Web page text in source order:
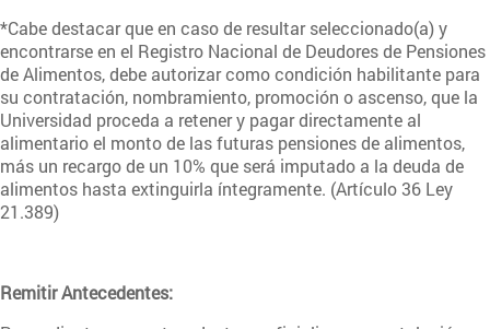
*Cabe destacar que en caso de resultar seleccionado(a) y
encontrarse en el Registro Nacional de Deudores de Pensiones
de Alimentos, debe autorizar como condición habilitante para
su contratación, nombramiento, promoción o ascenso, que la
Universidad proceda a retener y pagar directamente al
alimentario el monto de las futuras pensiones de alimentos,
más un recargo de un 10% que será imputado a la deuda de
alimentos hasta extinguirla íntegramente. (Artículo 36 Ley
21.389)
Remitir Antecedentes: